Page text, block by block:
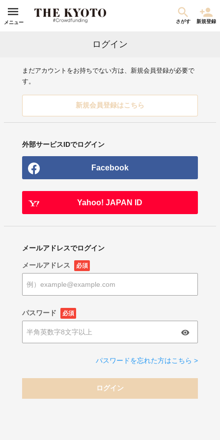
メニュー さがす 新規登録
ログイン
まだアカウントをお持ちでない方は、新規会員登録が必要で
す。
新規会員登録はこちら
外部サービスIDでログイン
Facebook
Yahoo! JAPAN ID
メールアドレスでログイン
メールアドレス 必須
パスワード 必須
パスワードを忘れた方はこちら >
ログイン